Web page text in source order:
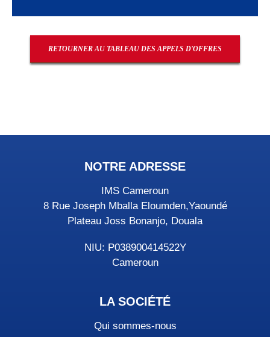
RETOURNER AU TABLEAU DES APPELS D'OFFRES
NOTRE ADRESSE
IMS Cameroun
8 Rue Joseph Mballa Eloumden,Yaoundé
Plateau Joss Bonanjo, Douala
NIU: P038900414522Y
Cameroun
LA SOCIÉTÉ
Qui sommes-nous